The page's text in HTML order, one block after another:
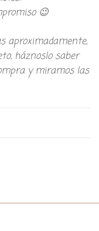
😉
aproximadamente,
háznoslo saber
y miramos las